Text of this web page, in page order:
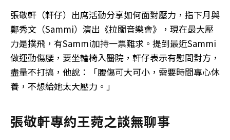
張敬軒（軒仔）出席活動分享如何面對壓力，指下月與
鄭秀文（Sammi）演出《拉闊音樂會》，現在最大壓
力是撲飛，有Sammi加持一票難求。提到最近Sammi
做運動傷腰，要坐輪椅入醫院，軒仔表示有慰問對方，
盡量不打搞，他說：「腰傷可大可小，需要時間專心休
養，不想給她太大壓力。」
張敬軒專約王菀之談無聊事